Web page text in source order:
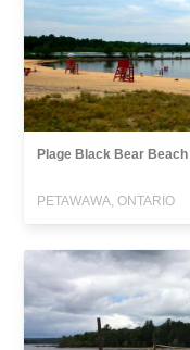
Plage Black Bear Beach
PETAWAWA, ONTARIO